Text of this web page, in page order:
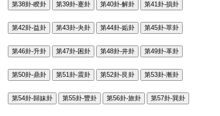
第38卦-睽卦 第39卦-蹇卦 第40卦-解卦 第41卦-損卦
第42卦-益卦 第43卦-夬卦 第44卦-姤卦 第45卦-萃卦
第46卦-升卦 第47卦-困卦 第48卦-井卦 第49卦-革卦
第50卦-鼎卦 第51卦-震卦 第52卦-艮卦 第53卦-漸卦
第54卦-歸妹卦 第55卦-豐卦 第56卦-旅卦 第57卦-巽卦